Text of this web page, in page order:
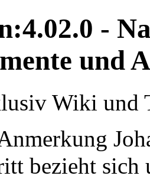
-
und
Wiki und
bezieht sich